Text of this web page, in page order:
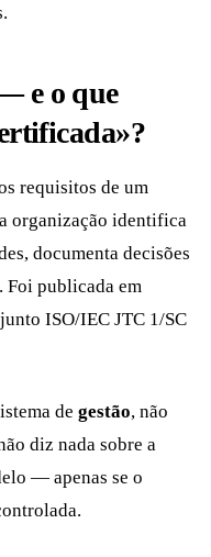
e o que
requisitos de um
organização identifica
documenta decisões
Foi publicada em
ISO/IEC JTC 1/SC
de gestão, não
diz nada sobre a
— apenas se o